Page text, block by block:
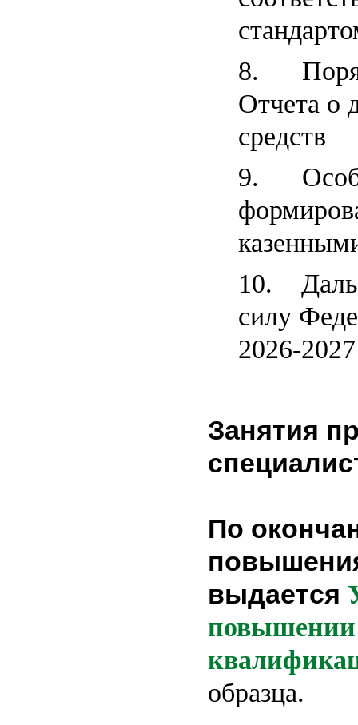
8.
Отчета о
средств
9.
10.
силу
2026-
Занятия
По
выдается
повышении
образца.